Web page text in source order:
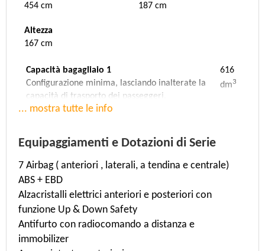
454 cm
187 cm
Altezza
167 cm
Capacità bagagliaio 1
Configurazione minima, lasciando inalterate la
capacità di trasporto dei passeggeri.
616
dm3
Capacità bagagliaio 2
posteriori ribaltati.
Configurazione massima, con gli schienali dei
sedili posteriori ribaltati e tutto lo spazio
disponibile fino al tetto della vettura.
dm
Velocità massima
196 Km/h
Accelerazione
... mostra tutte le info
Equipaggiamenti e Dotazioni di Serie
7 Airbag ( anteriori , laterali, a tendina e centrale)
ABS + EBD
Alzacristalli elettrici anteriori e posteriori con
funzione Up & Down Safety
Antifurto con radiocomando a distanza e
immobilizer